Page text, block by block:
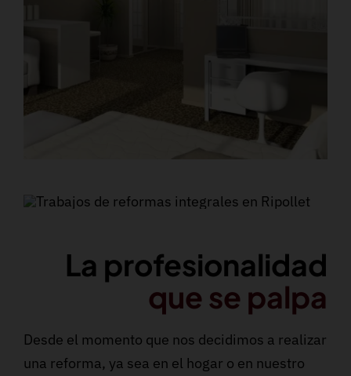
La profesionalidad
que se palpa
Desde el momento que nos decidimos a realizar
una reforma, ya sea en el hogar o en nuestro